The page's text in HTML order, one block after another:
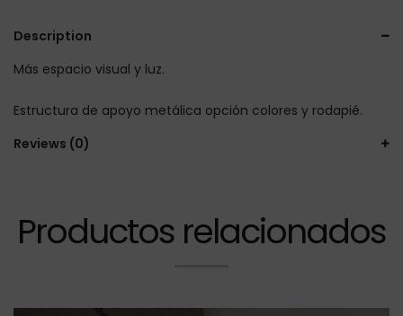
Description
Más espacio visual y luz.
Estructura de apoyo metálica opción colores y rodapié.
Reviews (0)
Productos relacionados